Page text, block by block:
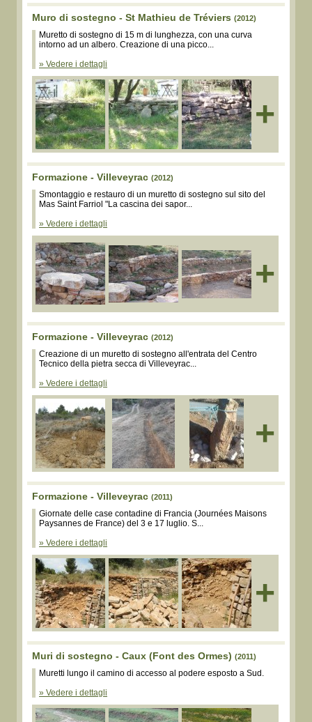
Muro di sostegno - St Mathieu de Tréviers (2012)
Muretto di sostegno di 15 m di lunghezza, con una curva
intorno ad un albero. Creazione di una picco...
» Vedere i dettagli
+
Formazione - Villeveyrac (2012)
Smontaggio e restauro di un muretto di sostegno sul sito del
Mas Saint Farriol "La cascina dei sapor...
» Vedere i dettagli
+
Formazione - Villeveyrac (2012)
Creazione di un muretto di sostegno all'entrata del Centro
Tecnico della pietra secca di Villeveyrac...
» Vedere i dettagli
+
Formazione - Villeveyrac (2011)
Giornate delle case contadine di Francia (Journées Maisons
Paysannes de France) del 3 e 17 luglio. S...
» Vedere i dettagli
+
Muri di sostegno - Caux (Font des Ormes) (2011)
Muretti lungo il camino di accesso al podere esposto a Sud.
» Vedere i dettagli